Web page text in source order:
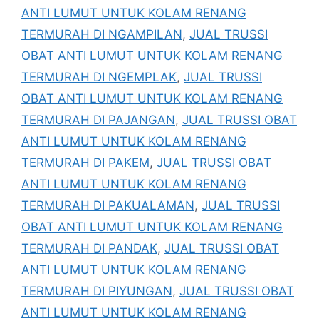
ANTI LUMUT UNTUK KOLAM RENANG
TERMURAH DI NGAMPILAN, JUAL TRUSSI
OBAT ANTI LUMUT UNTUK KOLAM RENANG
TERMURAH DI NGEMPLAK, JUAL TRUSSI
OBAT ANTI LUMUT UNTUK KOLAM RENANG
TERMURAH DI PAJANGAN, JUAL TRUSSI OBAT
ANTI LUMUT UNTUK KOLAM RENANG
TERMURAH DI PAKEM, JUAL TRUSSI OBAT
ANTI LUMUT UNTUK KOLAM RENANG
TERMURAH DI PAKUALAMAN, JUAL TRUSSI
OBAT ANTI LUMUT UNTUK KOLAM RENANG
TERMURAH DI PANDAK, JUAL TRUSSI OBAT
ANTI LUMUT UNTUK KOLAM RENANG
TERMURAH DI PIYUNGAN, JUAL TRUSSI OBAT
ANTI LUMUT UNTUK KOLAM RENANG